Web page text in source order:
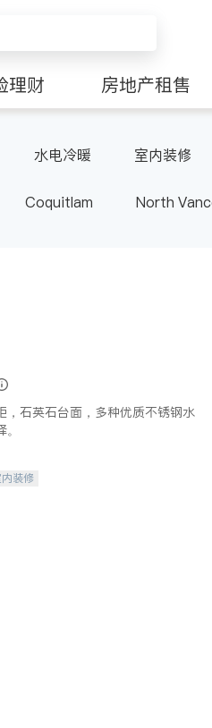
理财 房地产租售
水电冷暖 室内装修
Coquitlam North
，石英石台面，多种优质不锈钢水
装修